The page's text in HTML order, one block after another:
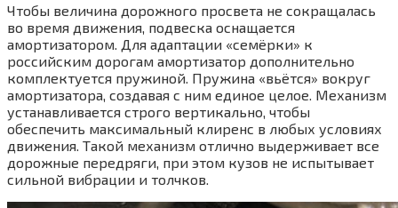
Чтобы величина дорожного просвета не сокращалась
во время движения, подвеска оснащается
амортизатором. Для адаптации «семёрки» к
российским дорогам амортизатор дополнительно
комплектуется пружиной. Пружина «вьётся» вокруг
амортизатора, создавая с ним единое целое. Механизм
устанавливается строго вертикально, чтобы
обеспечить максимальный клиренс в любых условиях
движения. Такой механизм отлично выдерживает все
дорожные передряги, при этом кузов не испытывает
сильной вибрации и толчков.